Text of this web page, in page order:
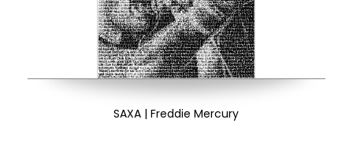
SAXA | Freddie Mercury